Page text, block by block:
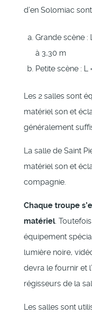
d’en Solomiac
Grande scène :
à 3,30 m
Petite scène : L
Les 2 salles sont
matériel son et
généralement
La salle de Saint
matériel son et
compagnie.
Chaque troupe
matériel.
équipement
lumière noire,
devra le fournir et
régisseurs de la
Les salles sont